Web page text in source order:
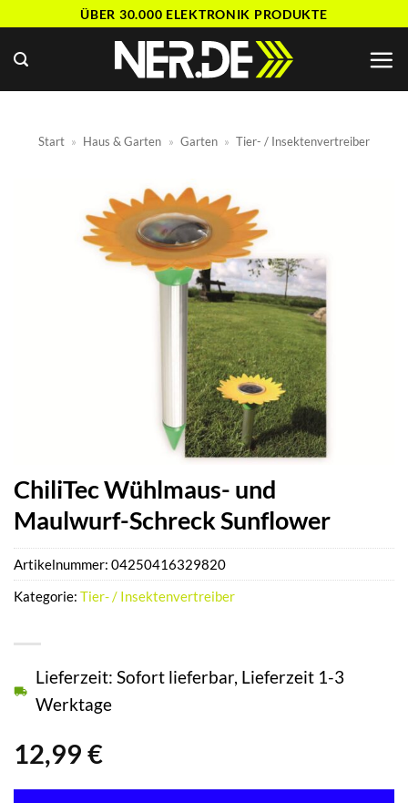
springen
ÜBER 30.000 ELEKTRONIK PRODUKTE
Start » Haus & Garten » Garten » Tier- / Insektenvertreiber
ChiliTec Wühlmaus- und
Maulwurf-Schreck Sunflower
12,99 €
Lieferzeit: Sofort lieferbar, Lieferzeit 1-3
Werktage
Artikelnummer: 04250416329820
Kategorie: Tier- / Insektenvertreiber